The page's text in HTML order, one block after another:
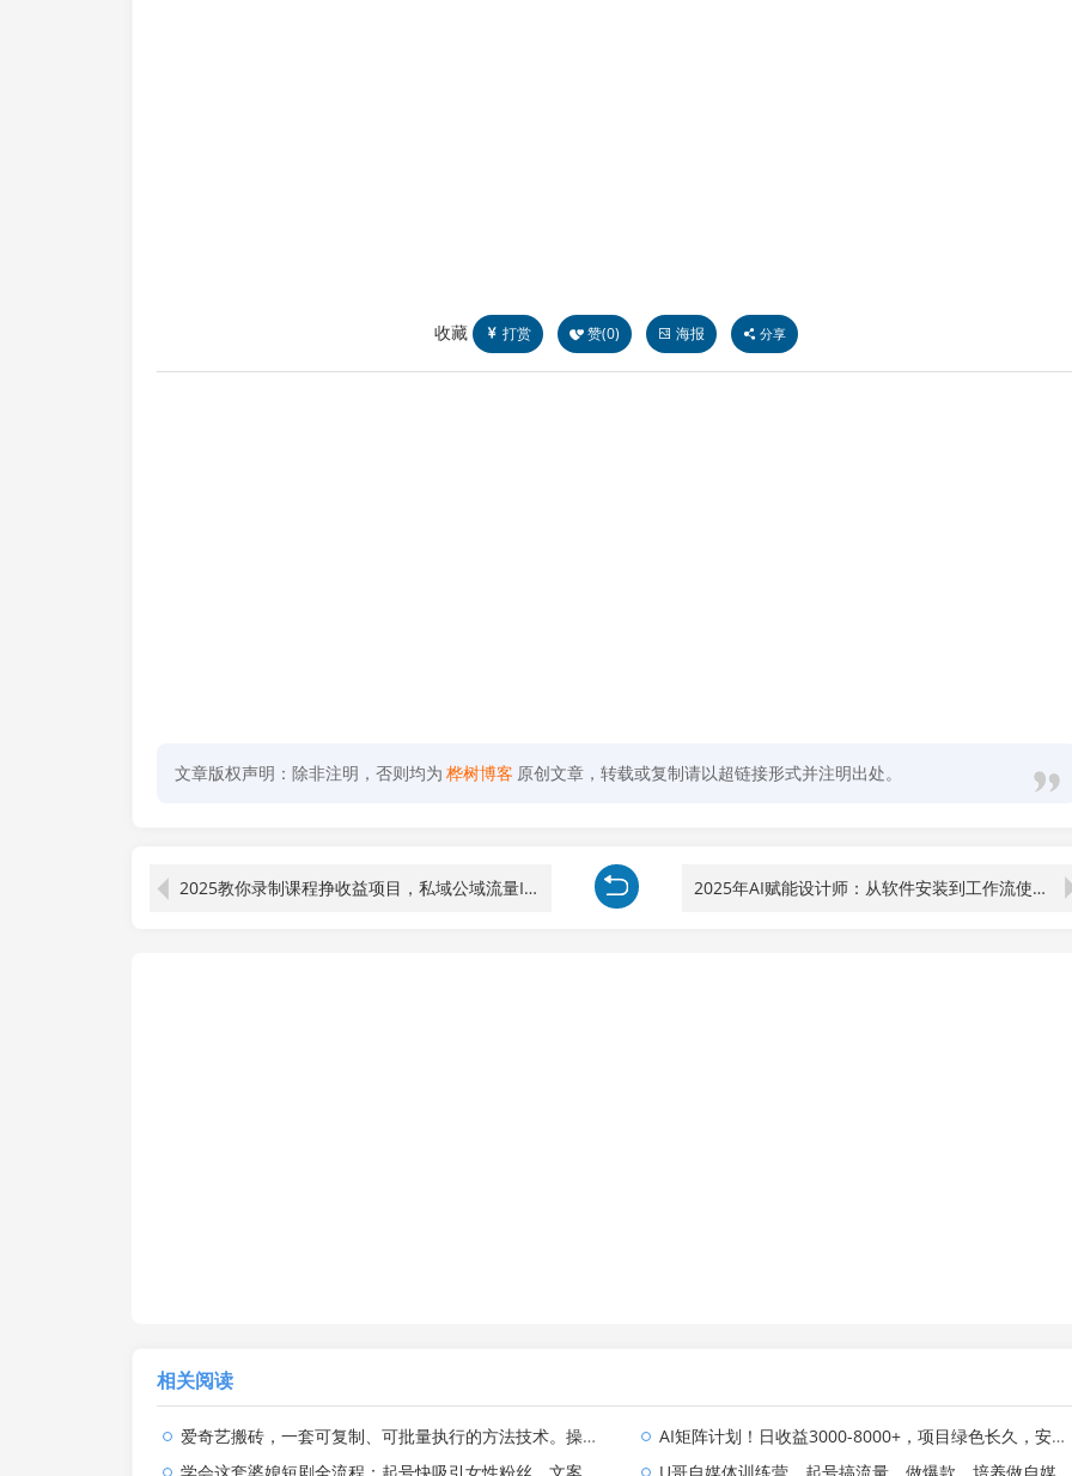
收藏 打赏 赞(0) 海报 分享
文章版权声明：除非注明，否则均为 桦树博客 原创文章，转载或复制请以超链接形式并注明出处。
2025教你录制课程挣收益项目，私域公域流量IP营销做图包装变现全攻略 2025年AI赋能设计师：从软件安装到工作流使用，全方位提升职场硬实力
相关阅读
爱奇艺搬砖，一套可复制、可批量执行的方法技术。操作一个月，整年不用愁!
AI矩阵计划！日收益3000-8000+，项目绿色长久，安全合规靠谱，可批量放大。扶持工作室和分公司